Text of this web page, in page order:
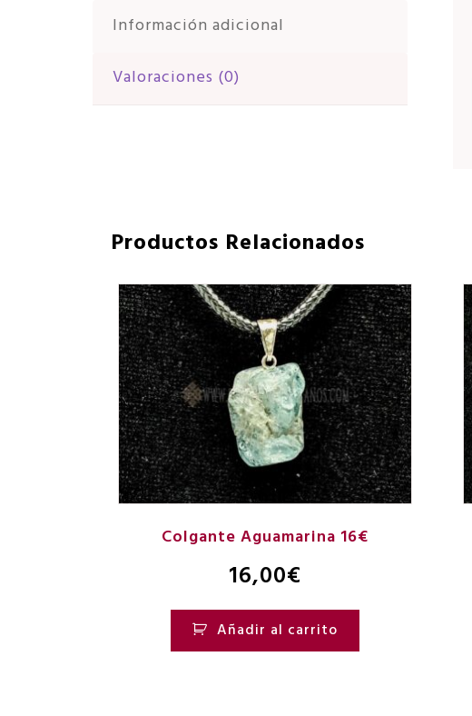
Información adicional
Valoraciones (0)
Productos Relacionados
Colgante Aguamarina 16€
16,00€
Añadir al carrito